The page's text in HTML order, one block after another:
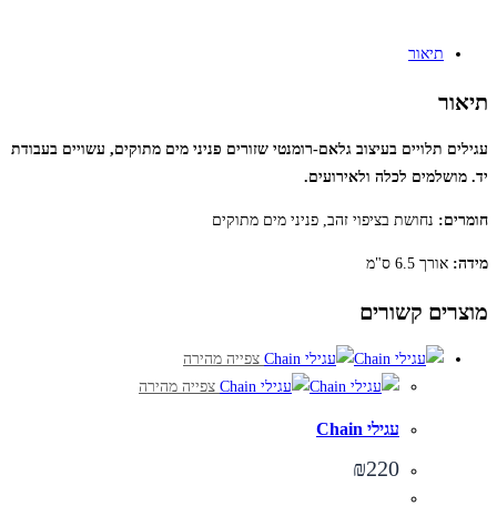
תיאור
תיאור
עגילים תלויים בעיצוב גלאם-רומנטי שזורים פניני מים מתוקים, עשויים בעבודת
יד. מושלמים לכלה ולאירועים.
חומרים: נחושת בציפוי זהב, פניני מים מתוקים
מידה: אורך 6.5 ס"מ
מוצרים קשורים
צפייה מהירה
צפייה מהירה
עגילי Chain
₪220